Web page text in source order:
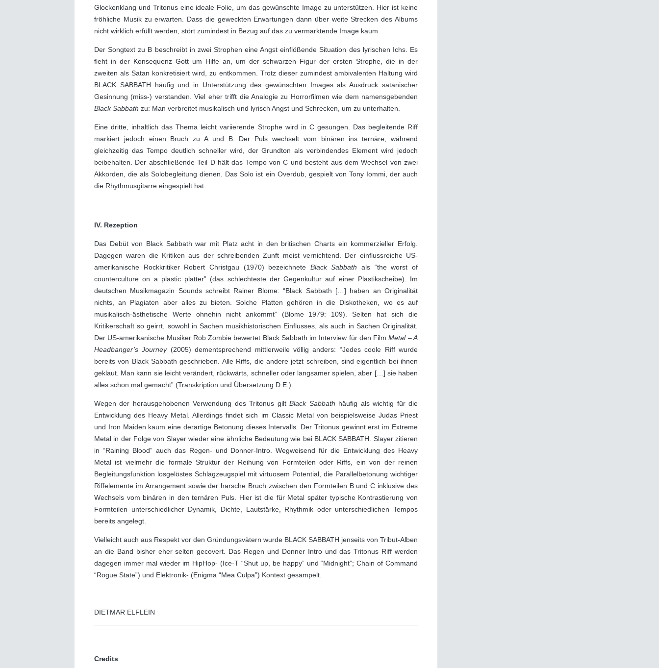
Glockenklang und Tritonus eine ideale Folie, um das gewünschte Image zu unterstützen. Hier ist keine
fröhliche Musik zu erwarten. Dass die geweckten Erwartungen dann über weite Strecken des Albums
nicht wirklich erfüllt werden, stört zumindest in Bezug auf das zu vermarktende Image kaum.
Der Songtext zu B beschreibt in zwei Strophen eine Angst einflößende Situation des lyrischen Ichs. Es
fleht in der Konsequenz Gott um Hilfe an, um der schwarzen Figur der ersten Strophe, die in der
zweiten als Satan konkretisiert wird, zu entkommen. Trotz dieser zumindest ambivalenten Haltung wird
BLACK SABBATH häufig und in Unterstützung des gewünschten Images als Ausdruck satanischer
Gesinnung (miss-) verstanden. Viel eher trifft die Analogie zu Horrorfilmen wie dem namensgebenden
Black Sabbath zu: Man verbreitet musikalisch und lyrisch Angst und Schrecken, um zu unterhalten.
Eine dritte, inhaltlich das Thema leicht variierende Strophe wird in C gesungen. Das begleitende Riff
markiert jedoch einen Bruch zu A und B. Der Puls wechselt vom binären ins ternäre, während
gleichzeitig das Tempo deutlich schneller wird, der Grundton als verbindendes Element wird jedoch
beibehalten. Der abschließende Teil D hält das Tempo von C und besteht aus dem Wechsel von zwei
Akkorden, die als Solobegleitung dienen. Das Solo ist ein Overdub, gespielt von Tony Iommi, der auch
die Rhythmusgitarre eingespielt hat.
IV. Rezeption
Das Debüt von Black Sabbath war mit Platz acht in den britischen Charts ein kommerzieller Erfolg.
Dagegen waren die Kritiken aus der schreibenden Zunft meist vernichtend. Der einflussreiche US-
amerikanische Rockkritiker Robert Christgau (1970) bezeichnete Black Sabbath als “the worst of
counterculture on a plastic platter” (das schlechteste der Gegenkultur auf einer Plastikscheibe). Im
deutschen Musikmagazin Sounds schreibt Rainer Blome: “Black Sabbath […] haben an Originalität
nichts, an Plagiaten aber alles zu bieten. Solche Platten gehören in die Diskotheken, wo es auf
musikalisch-ästhetische Werte ohnehin nicht ankommt” (Blome 1979: 109). Selten hat sich die
Kritikerschaft so geirrt, sowohl in Sachen musikhistorischen Einflusses, als auch in Sachen Originalität.
Der US-amerikanische Musiker Rob Zombie bewertet Black Sabbath im Interview für den FilmMetal – A
Headbanger’s Journey(2005) dementsprechend mittlerweile völlig anders: “Jedes coole Riff wurde
bereits von Black Sabbath geschrieben. Alle Riffs, die andere jetzt schreiben, sind eigentlich bei ihnen
geklaut. Man kann sie leicht verändert, rückwärts, schneller oder langsamer spielen, aber […] sie haben
alles schon mal gemacht” (Transkription und Übersetzung D.E.).
Wegen der herausgehobenen Verwendung des Tritonus giltBlack Sabbath häufig als wichtig für die
Entwicklung des Heavy Metal. Allerdings findet sich im Classic Metal von beispielsweise Judas Priest
und Iron Maiden kaum eine derartige Betonung dieses Intervalls. Der Tritonus gewinnt erst im Extreme
Metal in der Folge von Slayer wieder eine ähnliche Bedeutung wie bei BLACK SABBATH. Slayer zitieren
in “Raining Blood” auch das Regen- und Donner-Intro. Wegweisend für die Entwicklung des Heavy
Metal ist vielmehr die formale Struktur der Reihung von Formteilen oder Riffs, ein von der reinen
Begleitungsfunktion losgelöstes Schlagzeugspiel mit virtuosem Potential, die Parallelbetonung wichtiger
Riffelemente im Arrangement sowie der harsche Bruch zwischen den Formteilen B und C inklusive des
Wechsels vom binären in den ternären Puls. Hier ist die für Metal später typische Kontrastierung von
Formteilen unterschiedlicher Dynamik, Dichte, Lautstärke, Rhythmik oder unterschiedlichen Tempos
bereits angelegt.
Vielleicht auch aus Respekt vor den Gründungsvätern wurde BLACK SABBATH jenseits von Tribut-Alben
an die Band bisher eher selten gecovert. Das Regen und Donner Intro und das Tritonus Riff werden
dagegen immer mal wieder im HipHop- (Ice-T “Shut up, be happy” und “Midnight”; Chain of Command
“Rogue State”) und Elektronik- (Enigma “Mea Culpa”) Kontext gesampelt.
DIETMAR ELFLEIN
Credits